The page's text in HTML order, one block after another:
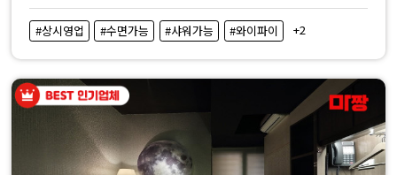
#상시영업 #수면가능 #샤워가능 #와이파이 +2